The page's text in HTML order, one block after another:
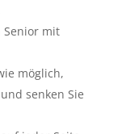
Senior mit
möglich,
senken Sie